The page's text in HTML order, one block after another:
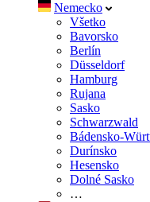
Nemecko
Všetko
Bavorsko
Berlín
Düsseldorf
Hamburg
Rujana
Sasko
Schwarzwald
Bádensko-
Durínsko
Hesensko
Dolné Sasko
…